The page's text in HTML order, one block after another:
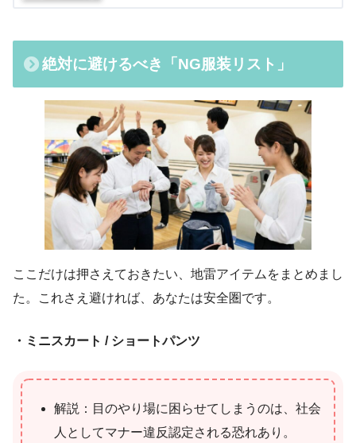
絶対に避けるべき「NG服装リスト」
ここだけは押さえておきたい、地雷アイテムをまとめまし
た。これさえ避ければ、あなたは安全圏です。
・ミニスカート / ショートパンツ
解説：目のやり場に困らせてしまうのは、社会
人としてマナー違反認定される恐れあり。